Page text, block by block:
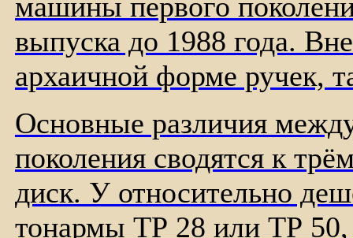
выпуска до 1988 года.
архаичной форме ручек,
Основные различия
поколения сводятся к
диск. У относительно
тонармы TP 28 или TP